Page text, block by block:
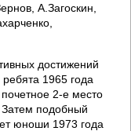
А.Загоскин,
достижений
1965 года
2-е место
Затем подобный
юноши 1973 года